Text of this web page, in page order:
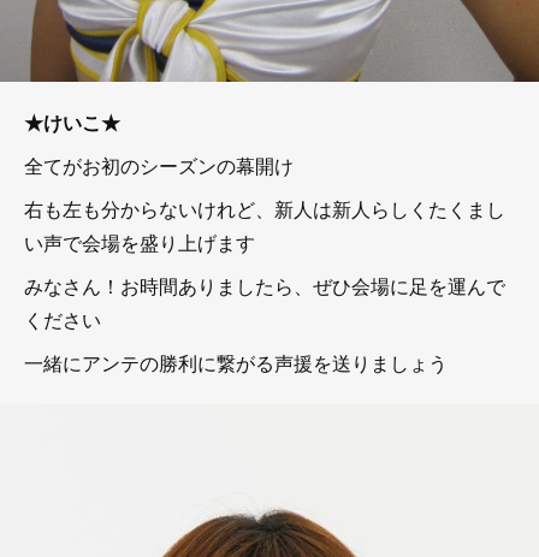
★けいこ★
全てがお初のシーズンの幕開け
右も左も分からないけれど、新人は新人らしくたくまし
い声で会場を盛り上げます
みなさん！お時間ありましたら、ぜひ会場に足を運んで
ください
一緒にアンテの勝利に繋がる声援を送りましょう